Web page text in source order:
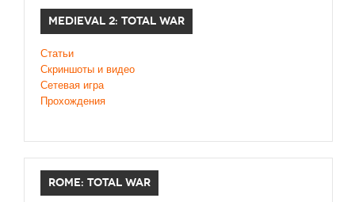
MEDIEVAL 2: TOTAL WAR
Статьи
Скриншоты и видео
Сетевая игра
Прохождения
ROME: TOTAL WAR